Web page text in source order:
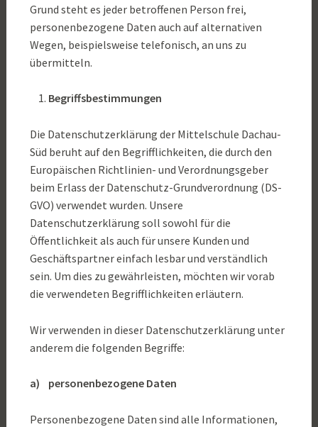
Grund steht es jeder betroffenen Person frei,
personenbezogene Daten auch auf alternativen
Wegen, beispielsweise telefonisch, an uns zu
übermitteln.
Begriffsbestimmungen
Die Datenschutzerklärung der Mittelschule Dachau-
Süd beruht auf den Begrifflichkeiten, die durch den
Europäischen Richtlinien- und Verordnungsgeber
beim Erlass der Datenschutz-Grundverordnung (DS-
GVO) verwendet wurden. Unsere
Datenschutzerklärung soll sowohl für die
Öffentlichkeit als auch für unsere Kunden und
Geschäftspartner einfach lesbar und verständlich
sein. Um dies zu gewährleisten, möchten wir vorab
die verwendeten Begrifflichkeiten erläutern.
Wir verwenden in dieser Datenschutzerklärung unter
anderem die folgenden Begriffe:
a) personenbezogene Daten
Personenbezogene Daten sind alle Informationen,